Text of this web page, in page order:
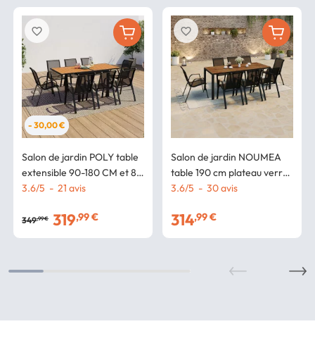
- 30,00 €
Salon de jardin POLY table
extensible 90-180 CM et 8
chaises bois et noir
3.6/5 - 21 avis
349,99 € 319,99 €
favorite_border
Salon de jardin NOUMEA
table 190 cm plateau verre
trempé effet bois et 8
bois
3.6/5 - 30avis
314,99 €
favorite_border